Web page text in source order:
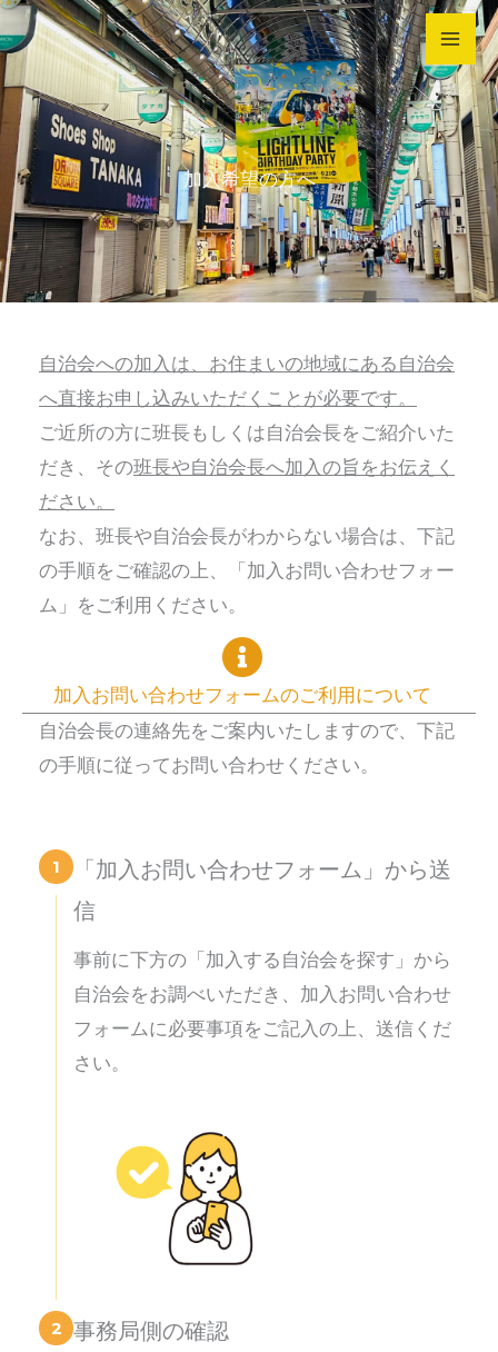
内
容
を
ス
キ
ッ
プ
加入希望の方へ
自治会への加入は、お住まいの地域にある自治会
へ直接お申し込みいただくことが必要です。
ご近所の方に班長もしくは自治会長をご紹介いた
だき、その班長や自治会長へ加入の旨をお伝えく
ださい。
なお、班長や自治会長がわからない場合は、下記
の手順をご確認の上、「加入お問い合わせフォー
ム」をご利用ください。
加入お問い合わせフォームのご利用について
自治会長の連絡先をご案内いたしますので、下記
の手順に従ってお問い合わせください。
1
「加入お問い合わせフォーム」から送
信
事前に下方の「加入する自治会を探す」から
自治会をお調べいただき、加入お問い合わせ
フォームに必要事項をご記入の上、送信くだ
さい。
2 事務局側の確認